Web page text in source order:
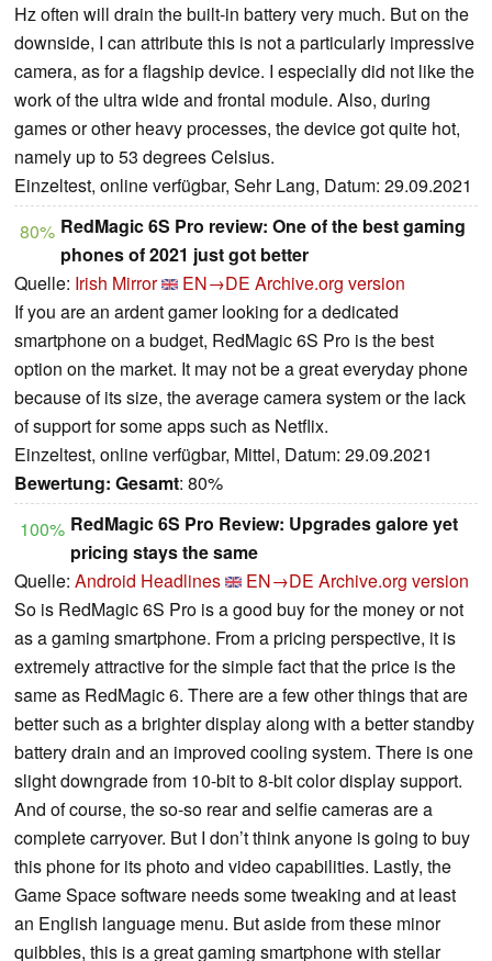
Hz often will drain the built-in battery very much. But on the
downside, I can attribute this is not a particularly impressive
camera, as for a flagship device. I especially did not like the
work of the ultra wide and frontal module. Also, during
games or other heavy processes, the device got quite hot,
namely up to 53 degrees Celsius.
Einzeltest, online verfügbar, Sehr Lang, Datum: 29.09.2021
80% RedMagic 6S Pro review: One of the best gaming
phones of 2021 just got better
Quelle: Irish Mirror EN→DE Archive.org version
If you are an ardent gamer looking for a dedicated
smartphone on a budget, RedMagic 6S Pro is the best
option on the market. It may not be a great everyday phone
because of its size, the average camera system or the lack
of support for some apps such as Netflix.
Einzeltest, online verfügbar, Mittel, Datum: 29.09.2021
Bewertung: Gesamt: 80%
100% RedMagic 6S Pro Review: Upgrades galore yet
pricing stays the same
Quelle: Android Headlines EN→DE Archive.org version
So is RedMagic 6S Pro is a good buy for the money or not
as a gaming smartphone. From a pricing perspective, it is
extremely attractive for the simple fact that the price is the
same as RedMagic 6. There are a few other things that are
better such as a brighter display along with a better standby
battery drain and an improved cooling system. There is one
slight downgrade from 10-bit to 8-bit color display support.
And of course, the so-so rear and selfie cameras are a
complete carryover. But I don’t think anyone is going to buy
this phone for its photo and video capabilities. Lastly, the
Game Space software needs some tweaking and at least
an English language menu. But aside from these minor
quibbles, this is a great gaming smartphone with stellar